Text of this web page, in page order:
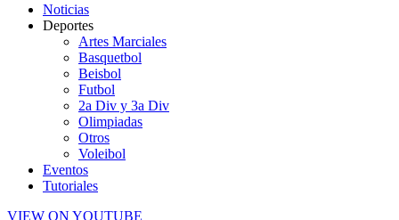
Noticias
Deportes
Artes Marciales
Basquetbol
Beisbol
Futbol
2a Div y 3a Div
Olimpiadas
Otros
Voleibol
Eventos
Tutoriales
VIEW ON YOUTUBE